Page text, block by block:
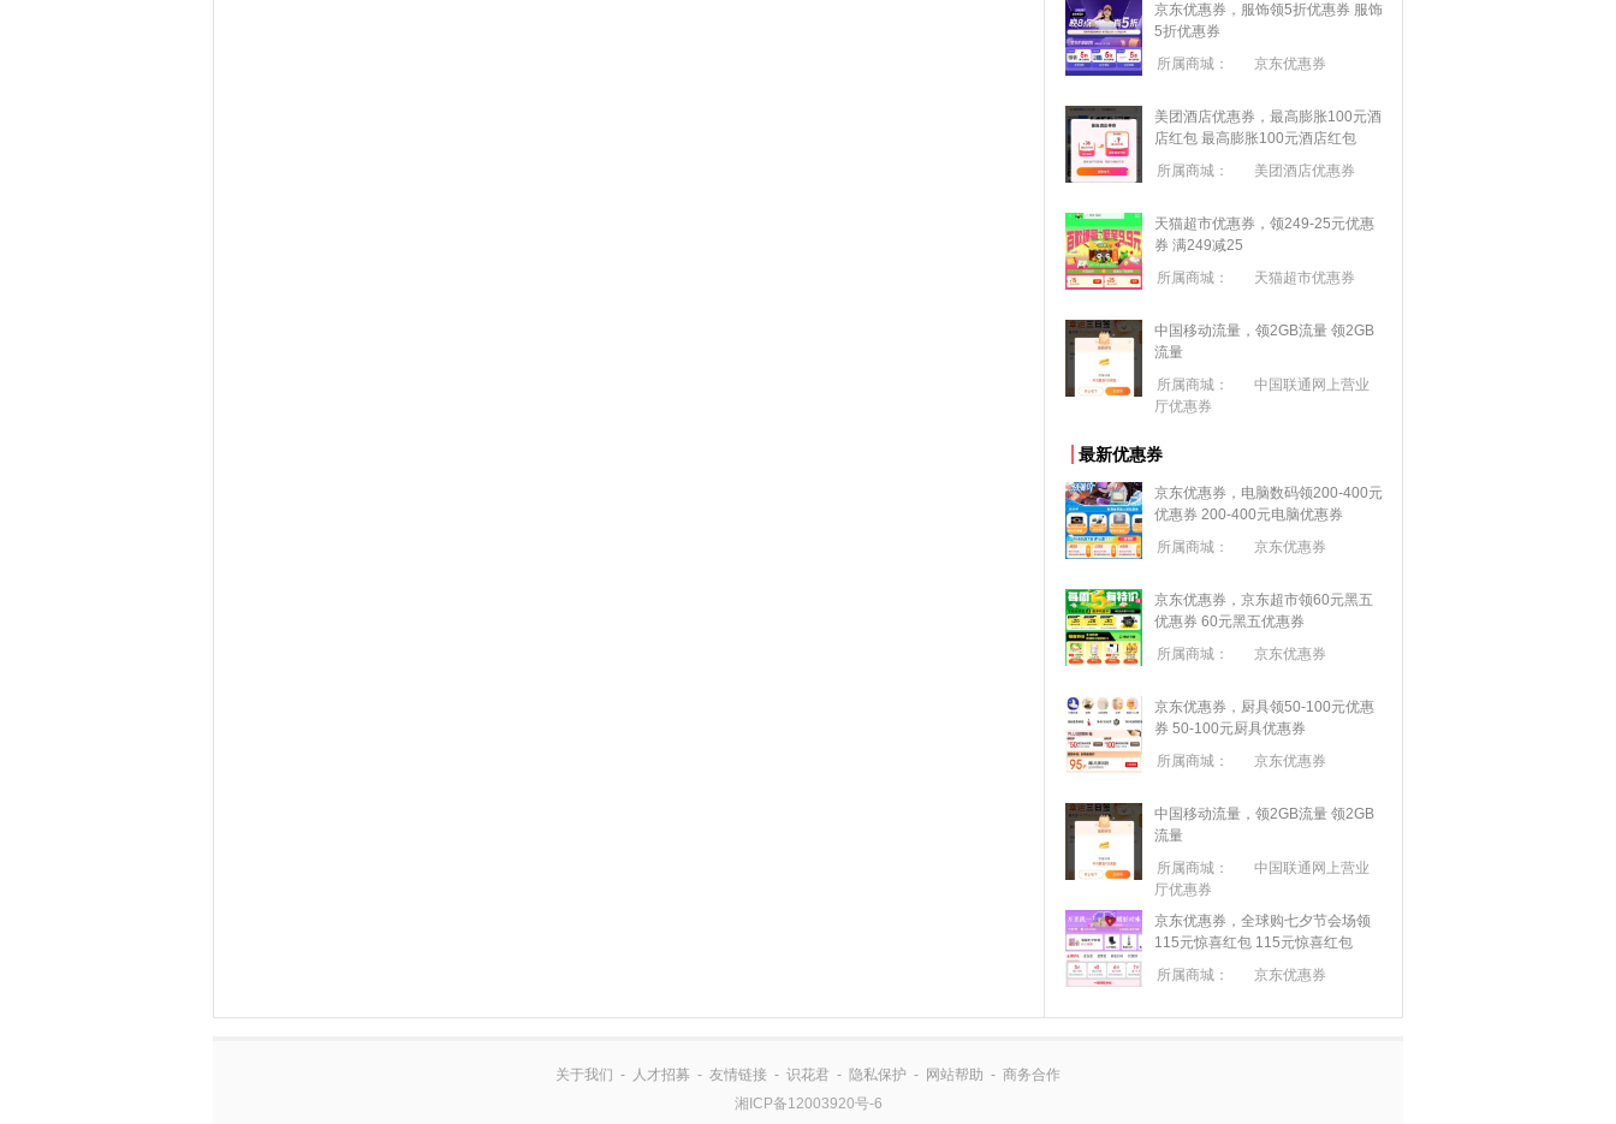
京东优惠券，服饰领5折优惠券 服饰
5折优惠券
所属商城：
京东优惠券
美团酒店优惠券，最高膨胀100元酒
店红包 最高膨胀100元酒店红包
所属商城：
美团酒店优惠券
天猫超市优惠券，领249-25元优惠
券 满249减25
所属商城：
天猫超市优惠券
中国移动流量，领2GB流量 领2GB
流量
所属商城：
中国联通网上营业
厅优惠券
最新优惠券
京东优惠券，电脑数码领200-400元
优惠券 200-400元电脑优惠券
所属商城：
京东优惠券
京东优惠券，京东超市领60元黑五
优惠券 60元黑五优惠券
所属商城：
京东优惠券
京东优惠券，厨具领50-100元优惠
券 50-100元厨具优惠券
所属商城：
京东优惠券
中国移动流量，领2GB流量 领2GB
流量
所属商城：
中国联通网上营业
厅优惠券
京东优惠券，全球购七夕节会场领
115元惊喜红包 115元惊喜红包
所属商城：
京东优惠券
关于我们 - 人才招募 - 友情链接 - 识花君 - 隐私保护 - 网站帮助 - 商务合作
湘ICP备12003920号-6